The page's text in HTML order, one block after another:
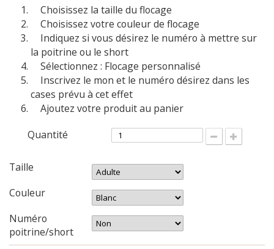
Choisissez la taille du flocage
Choisissez votre couleur de flocage
Indiquez si vous désirez le numéro à mettre sur
la poitrine ou le short
Sélectionnez : Flocage personnalisé
Inscrivez le mon et le numéro désirez dans les
cases prévu à cet effet
Ajoutez votre produit au panier
Quantité
Taille
Couleur
Numéro
poitrine/short